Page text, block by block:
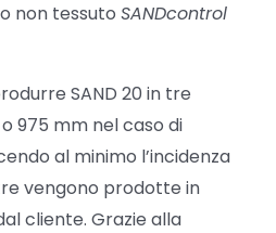
non tessuto SANDcontrol
SAND 20 in tre
975 mm nel caso di
al minimo l’incidenza
vengono prodotte in
cliente. Grazie alla